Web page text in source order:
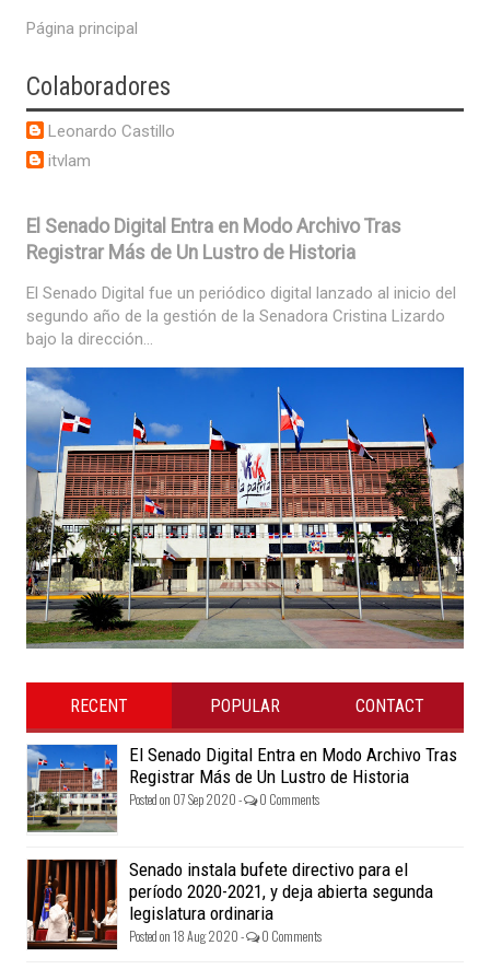
Página principal
Colaboradores
Leonardo Castillo
itvlam
El Senado Digital Entra en Modo Archivo Tras
Registrar Más de Un Lustro de Historia
El Senado Digital fue un periódico digital lanzado al inicio del
segundo año de la gestión de la Senadora Cristina Lizardo
bajo la dirección...
RECENT POPULAR CONTACT
El Senado Digital Entra en Modo Archivo Tras
Registrar Más de Un Lustro de Historia
Posted on 07 Sep 2020 - 0 Comments
Senado instala bufete directivo para el
período 2020-2021, y deja abierta segunda
legislatura ordinaria
Posted on 18 Aug 2020 - 0 Comments